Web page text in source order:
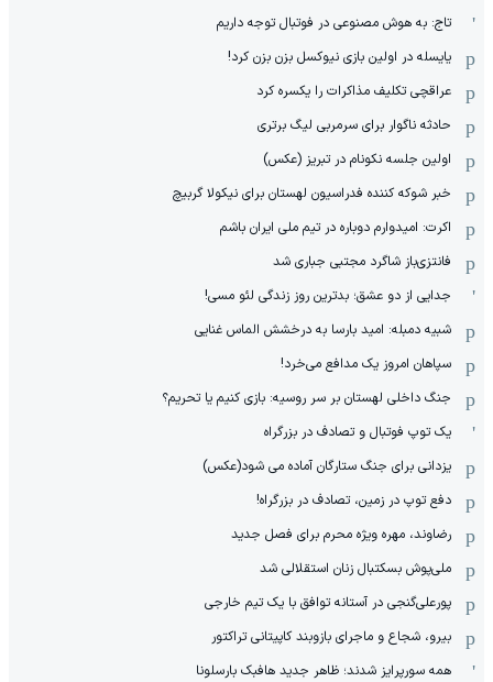
تاج: به هوش مصنوعی در فوتبال توجه داریم
یایسله در اولین بازی نیوکسل بزن بزن کرد!
عراقچی تکلیف مذاکرات را یکسره کرد
حادثه ناگوار برای سرمربی لیگ برتری
اولین جلسه نکونام در تبریز (عکس)
خبر شوکه کننده فدراسیون لهستان برای نیکولا گربیچ
اکرت: امیدوارم دوباره در تیم ملی ایران باشم
فانتزی‌باز شاگرد مجتبی جباری شد
جدایی از دو عشق؛ بدترین روز زندگی لئو مسی!
شبیه دمبله: امید بارسا به درخشش الماس غنایی
سپاهان امروز یک مدافع می‌خرد!
جنگ داخلی لهستان بر سر روسیه: بازی کنیم یا تحریم؟
یک توپ فوتبال و تصادف در بزرگراه
یزدانی برای جنگ ستارگان آماده می شود(عکس)
دفع توپ در زمین، تصادف در بزرگراه!
رضاوند، مهره ویژه محرم برای فصل جدید
ملی‌پوش بسکتبال زنان استقلالی شد
پورعلی‌گنجی در آستانه توافق با یک تیم خارجی
بیرو، شجاع و ماجرای بازوبند کاپیتانی تراکتور
همه سورپرایز شدند؛ ظاهر جدید هافبک بارسلونا